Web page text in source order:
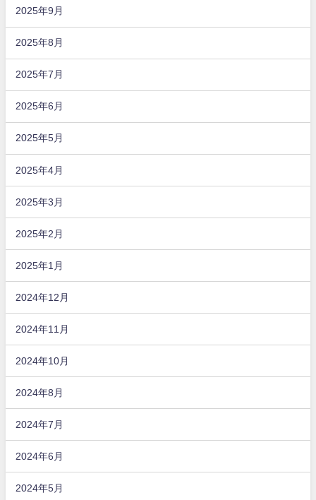
2025年9月
2025年8月
2025年7月
2025年6月
2025年5月
2025年4月
2025年3月
2025年2月
2025年1月
2024年12月
2024年11月
2024年10月
2024年8月
2024年7月
2024年6月
2024年5月